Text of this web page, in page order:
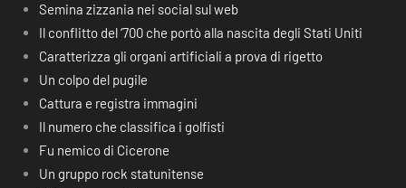
Semina zizzania nei social sul web
Il conflitto del ‘700 che portò alla nascita degli Stati Uniti
Caratterizza gli organi artificiali a prova di rigetto
Un colpo del pugile
Cattura e registra immagini
Il numero che classifica i golfisti
Fu nemico di Cicerone
Un gruppo rock statunitense